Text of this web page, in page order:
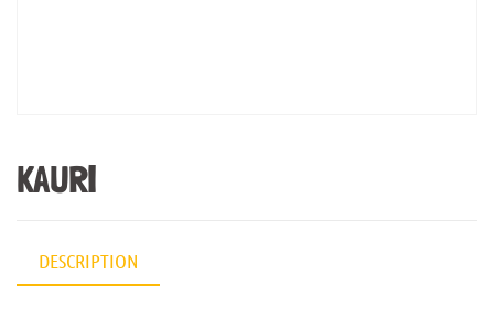
KAURI
DESCRIPTION